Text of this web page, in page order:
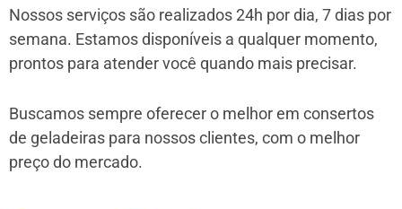
Nossos serviços são realizados 24h por dia, 7 dias por
semana. Estamos disponíveis a qualquer momento,
prontos para atender você quando mais precisar.
Buscamos sempre oferecer o melhor em consertos
de geladeiras para nossos clientes, com o melhor
preço do mercado.